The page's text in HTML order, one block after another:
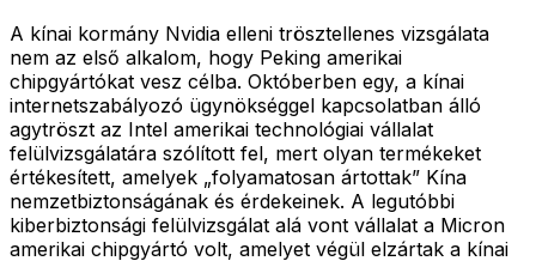
A kínai kormány Nvidia elleni trösztellenes vizsgálata
nem az első alkalom, hogy Peking amerikai
chipgyártókat vesz célba. Októberben egy, a kínai
internetszabályozó ügynökséggel kapcsolatban álló
agytröszt az Intel amerikai technológiai vállalat
felülvizsgálatára szólított fel, mert olyan termékeket
értékesített, amelyek „folyamatosan ártottak” Kína
nemzetbiztonságának és érdekeinek. A legutóbbi
kiberbiztonsági felülvizsgálat alá vont vállalat a Micron
amerikai chipgyártó volt, amelyet végül elzártak a kínai